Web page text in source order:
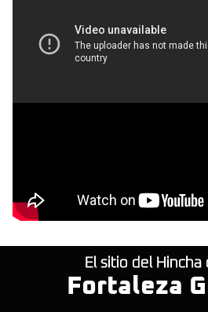
El sitio del Hincha
Fortaleza